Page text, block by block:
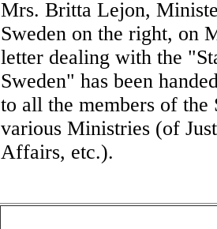
Mrs. Britta Lejon,
Sweden on the right, on
letter dealing with the
Sweden" has been
to all the members of the
various Ministries (of
Affairs, etc.).